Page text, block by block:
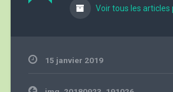
Voir tous les articles
15 janvier 2019
Navigation